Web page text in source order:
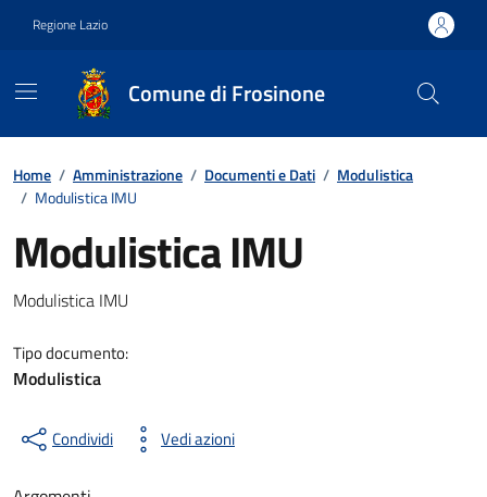
Regione Lazio
Comune di Frosinone
Contenuti in evidenza
Home / Amministrazione / Documenti e Dati / Modulistica
/ Modulistica IMU
Modulistica IMU
Dettagli del documento
Modulistica IMU
Tipo documento:
Modulistica
Condividi Vedi azioni